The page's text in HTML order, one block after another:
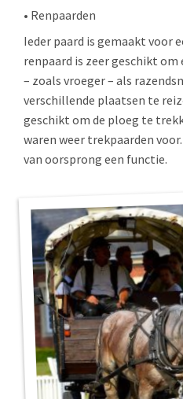
• Renpaarden
Ieder paard is gemaakt voor
renpaard is zeer geschikt
– zoals vroeger – als
verschillende plaatsen te
geschikt om de ploeg te
waren weer trekpaarden
van oorsprong een functie.